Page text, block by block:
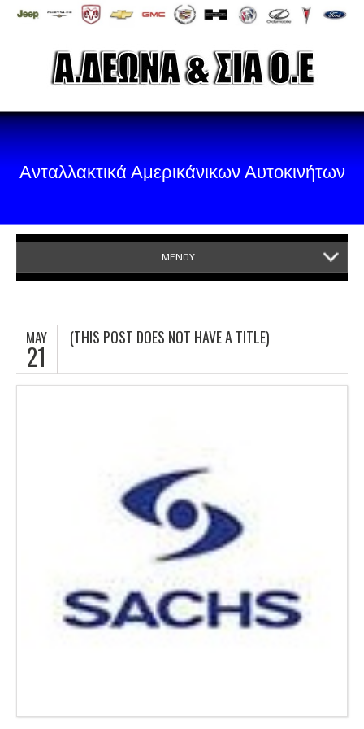
Ανταλλακτικά Αμερικάνικων Αυτοκινήτων
ΜΕΝΟΥ...
MAY
21
(THIS POST DOES NOT HAVE A TITLE)